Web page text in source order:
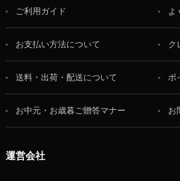
ご利用ガイド よ
お支払い方法について ク
送料・出荷・配送について ポ
お中元・お歳暮ご贈答マナー お
運営会社